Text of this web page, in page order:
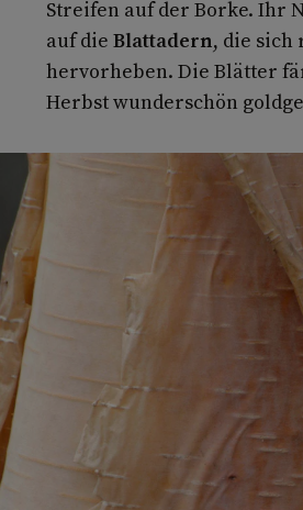
Streifen auf der Borke. Ihr
auf die Blattadern, die
hervorheben. Die Blätter
Herbst wunderschön